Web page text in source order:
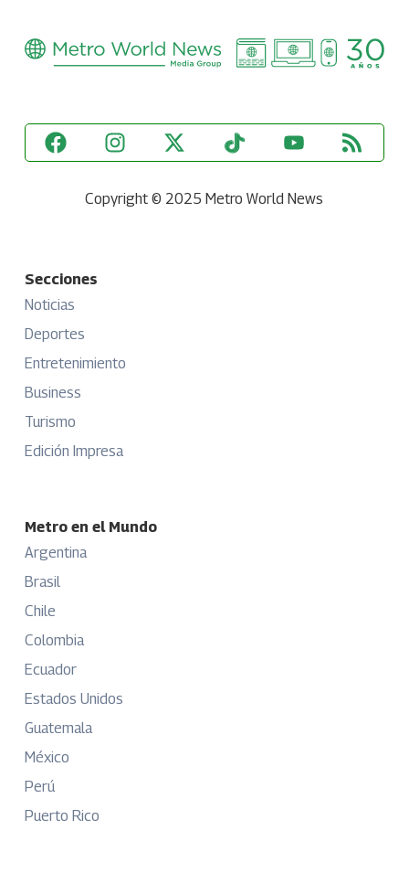
Copyright © 2025 Metro World News
Secciones
Noticias
Deportes
Entretenimiento
Business
Turismo
Edición Impresa
Metro en el Mundo
Argentina
Brasil
Chile
Colombia
Ecuador
Estados Unidos
Guatemala
México
Perú
Puerto Rico